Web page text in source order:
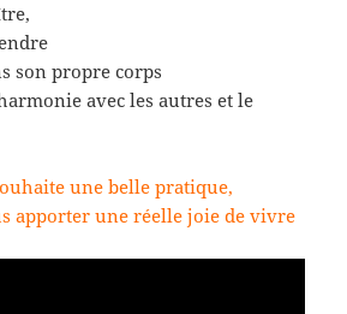
son propre corps
avec les autres et le
une belle pratique,
apporter une réelle joie de vivre